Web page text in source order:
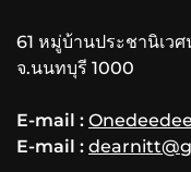
61 หมู่บ้านประชานิเว
จ.นนทบุรี 1000
E-mail :
E-mail :